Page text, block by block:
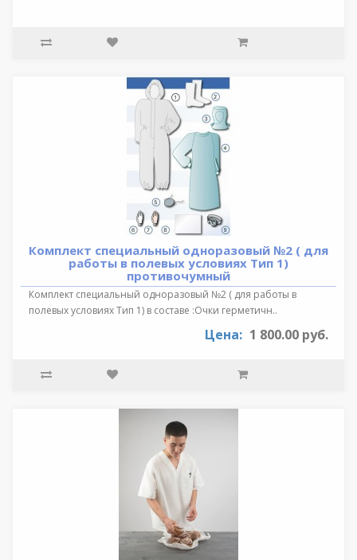
Комплект специальный одноразовый №2 ( для
работы в полевых условиях Тип 1)
противочумный
Комплект специальный одноразовый №2 ( для работы в
полевых условиях Тип 1) в составе :Очки герметичн..
Цена: 1 800.00 руб.